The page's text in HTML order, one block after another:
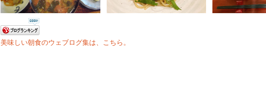
美味しい朝食のウェブログ集は、こちら。